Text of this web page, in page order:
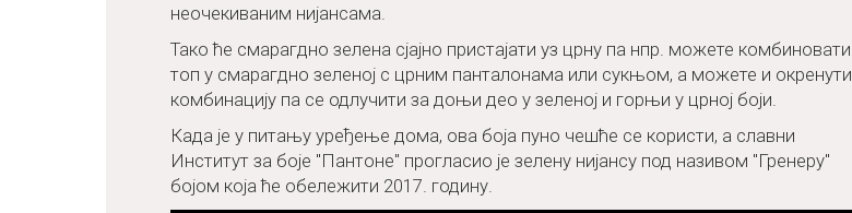
неочекиваним нијансама.
Тако ће смарагдно зелена сјајно пристајати уз црну па нпр. можете комбиновати
топ у смарагдно зеленој с црним панталонама или сукњом, а можете и окренути
комбинацију па се одлучити за доњи део у зеленој и горњи у црној боји.
Када је у питању уређење дома, ова боја пуно чешће се користи, а славни
Институт за боје "Пантоне" прогласио је зелену нијансу под називом "Гренерy"
бојом која ће обележити 2017. годину.